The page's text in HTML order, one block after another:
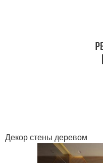
Декор стены деревом